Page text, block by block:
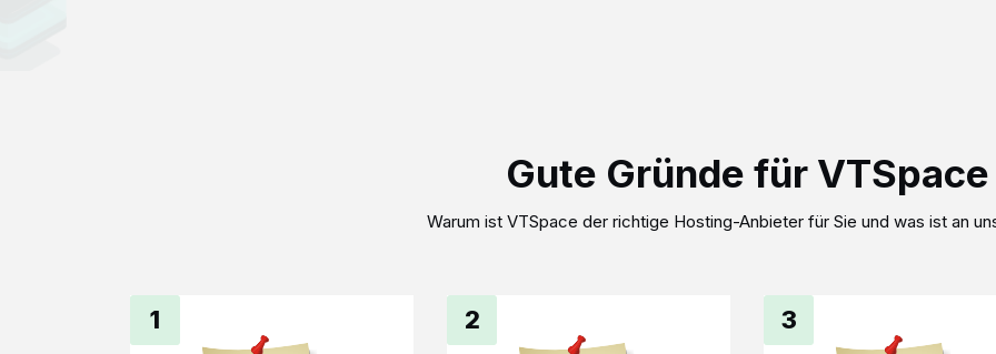
Gute Gründe für VTSpace
Warum ist VTSpace der richtige Hosting-Anbieter für Sie und was ist an
1 2 3